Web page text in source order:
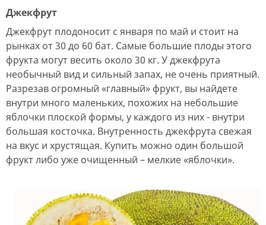
Джекфрут
Джекфрут плодоносит с января по май и стоит на
рынках от 30 до 60 бат. Самые большие плоды этого
фрукта могут весить около 30 кг. У джекфрута
необычный вид и сильный запах, не очень приятный.
Разрезав огромный «главный» фрукт, вы найдете
внутри много маленьких, похожих на небольшие
яблочки плоской формы, у каждого из них - внутри
большая косточка. Внутренность джекфрута свежая
на вкус и хрустящая. Купить можно один большой
фрукт либо уже очищенный – мелкие «яблочки».